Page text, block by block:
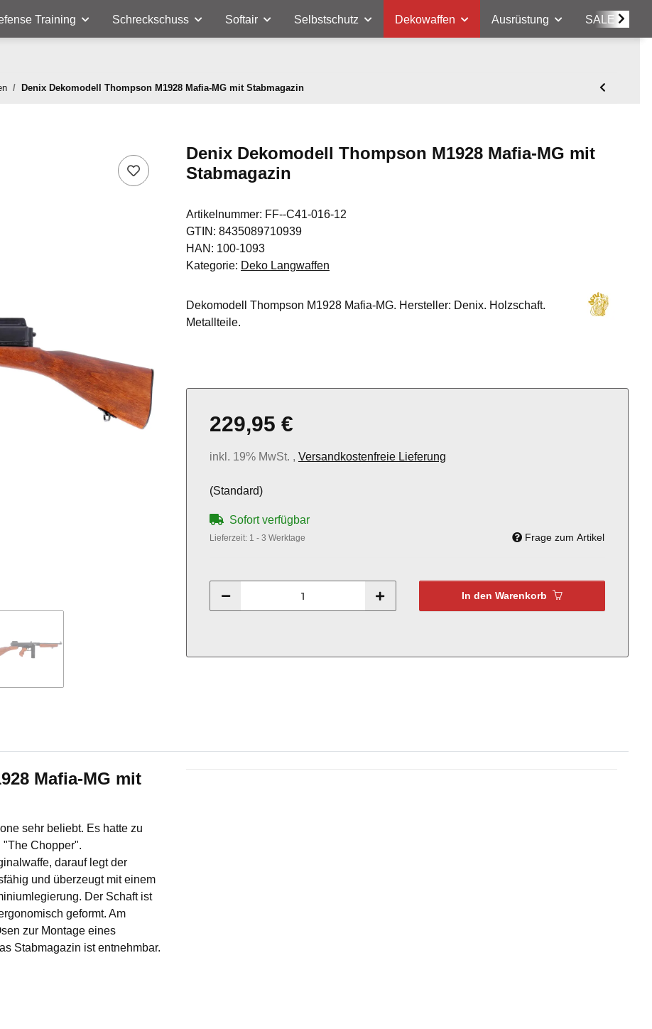
Training Schreckschuss Softair Selbstschutz Dekowaffen Ausrüstung SALE
Denix Dekomodell Thompson M1928 Mafia-MG mit Stabmagazin
Denix Dekomodell Thompson M1928 Mafia-MG mit
Stabmagazin
Artikelnummer: FF--C41-016-12
GTIN: 8435089710939
HAN: 100-1093
Kategorie: Deko Langwaffen
Dekomodell Thompson M1928 Mafia-MG. Hersteller: Denix. Holzschaft.
Metallteile.
229,95 €
inkl. 19% MwSt. , Versandkostenfreie Lieferung
(Standard)
Sofort verfügbar
Lieferzeit: 1 - 3 Werktage Frage zum Artikel
In den Warenkorb
Mafia-MG mit
sehr beliebt. Es hatte zu
Chopper".
darauf legt der
und überzeugt mit einem
Der Schaft ist
geformt. Am
zur Montage eines
Stabmagazin ist entnehmbar.